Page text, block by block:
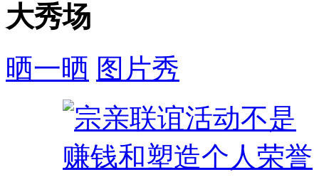
大秀场
晒一晒 图片秀